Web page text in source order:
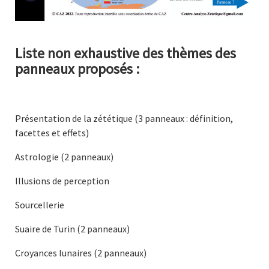
Liste non exhaustive des thèmes des
panneaux proposés :
Présentation de la zététique (3 panneaux : définition,
facettes et effets)
Astrologie (2 panneaux)
Illusions de perception
Sourcellerie
Suaire de Turin (2 panneaux)
Croyances lunaires (2 panneaux)